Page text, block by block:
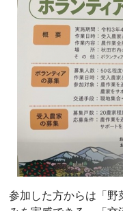
参加した方からは「野